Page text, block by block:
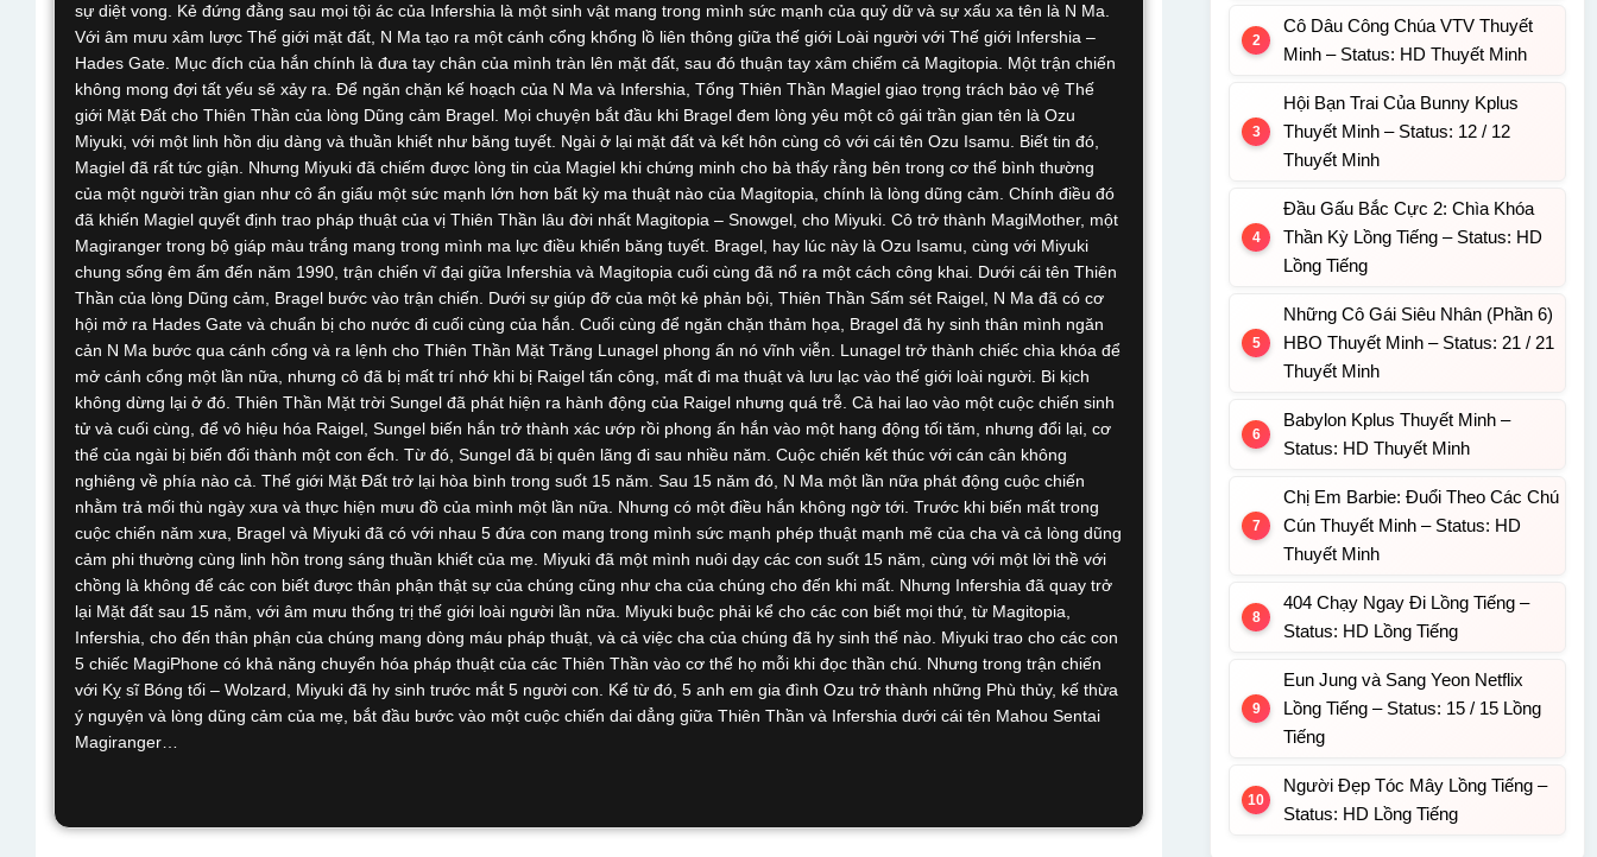
sự diệt vong. Kẻ đứng đằng sau mọi tội ác của Infershia là một sinh vật mang trong mình sức mạnh của quỷ dữ và sự xấu xa tên là N Ma.
Với âm mưu xâm lược Thế giới mặt đất, N Ma tạo ra một cánh cổng khổng lồ liên thông giữa thế giới Loài người với Thế giới Infershia –
Hades Gate. Mục đích của hắn chính là đưa tay chân của mình tràn lên mặt đất, sau đó thuận tay xâm chiếm cả Magitopia. Một trận chiến
không mong đợi tất yếu sẽ xảy ra. Để ngăn chặn kế hoạch của N Ma và Infershia, Tổng Thiên Thần Magiel giao trọng trách bảo vệ Thế
giới Mặt Đất cho Thiên Thần của lòng Dũng cảm Bragel. Mọi chuyện bắt đầu khi Bragel đem lòng yêu một cô gái trần gian tên là Ozu
Miyuki, với một linh hồn dịu dàng và thuần khiết như băng tuyết. Ngài ở lại mặt đất và kết hôn cùng cô với cái tên Ozu Isamu. Biết tin đó,
Magiel đã rất tức giận. Nhưng Miyuki đã chiếm được lòng tin của Magiel khi chứng minh cho bà thấy rằng bên trong cơ thể bình thường
của một người trần gian như cô ẩn giấu một sức mạnh lớn hơn bất kỳ ma thuật nào của Magitopia, chính là lòng dũng cảm. Chính điều đó
đã khiến Magiel quyết định trao pháp thuật của vị Thiên Thần lâu đời nhất Magitopia – Snowgel, cho Miyuki. Cô trở thành MagiMother, một
Magiranger trong bộ giáp màu trắng mang trong mình ma lực điều khiển băng tuyết. Bragel, hay lúc này là Ozu Isamu, cùng với Miyuki
chung sống êm ấm đến năm 1990, trận chiến vĩ đại giữa Infershia và Magitopia cuối cùng đã nổ ra một cách công khai. Dưới cái tên Thiên
Thần của lòng Dũng cảm, Bragel bước vào trận chiến. Dưới sự giúp đỡ của một kẻ phản bội, Thiên Thần Sấm sét Raigel, N Ma đã có cơ
hội mở ra Hades Gate và chuẩn bị cho nước đi cuối cùng của hắn. Cuối cùng để ngăn chặn thảm họa, Bragel đã hy sinh thân mình ngăn
cản N Ma bước qua cánh cổng và ra lệnh cho Thiên Thần Mặt Trăng Lunagel phong ấn nó vĩnh viễn. Lunagel trở thành chiếc chìa khóa để
mở cánh cổng một lần nữa, nhưng cô đã bị mất trí nhớ khi bị Raigel tấn công, mất đi ma thuật và lưu lạc vào thế giới loài người. Bi kịch
không dừng lại ở đó. Thiên Thần Mặt trời Sungel đã phát hiện ra hành động của Raigel nhưng quá trễ. Cả hai lao vào một cuộc chiến sinh
tử và cuối cùng, để vô hiệu hóa Raigel, Sungel biến hắn trở thành xác ướp rồi phong ấn hắn vào một hang động tối tăm, nhưng đổi lại, cơ
thể của ngài bị biến đổi thành một con ếch. Từ đó, Sungel đã bị quên lãng đi sau nhiều năm. Cuộc chiến kết thúc với cán cân không
nghiêng về phía nào cả. Thế giới Mặt Đất trở lại hòa bình trong suốt 15 năm. Sau 15 năm đó, N Ma một lần nữa phát động cuộc chiến
nhằm trả mối thù ngày xưa và thực hiện mưu đồ của mình một lần nữa. Nhưng có một điều hắn không ngờ tới. Trước khi biến mất trong
cuộc chiến năm xưa, Bragel và Miyuki đã có với nhau 5 đứa con mang trong mình sức mạnh phép thuật mạnh mẽ của cha và cả lòng dũng
cảm phi thường cùng linh hồn trong sáng thuần khiết của mẹ. Miyuki đã một mình nuôi dạy các con suốt 15 năm, cùng với một lời thề với
chồng là không để các con biết được thân phận thật sự của chúng cũng như cha của chúng cho đến khi mất. Nhưng Infershia đã quay trở
lại Mặt đất sau 15 năm, với âm mưu thống trị thế giới loài người lần nữa. Miyuki buộc phải kể cho các con biết mọi thứ, từ Magitopia,
Infershia, cho đến thân phận của chúng mang dòng máu pháp thuật, và cả việc cha của chúng đã hy sinh thế nào. Miyuki trao cho các con
5 chiếc MagiPhone có khả năng chuyển hóa pháp thuật của các Thiên Thần vào cơ thể họ mỗi khi đọc thần chú. Nhưng trong trận chiến
với Kỵ sĩ Bóng tối – Wolzard, Miyuki đã hy sinh trước mắt 5 người con. Kể từ đó, 5 anh em gia đình Ozu trở thành những Phù thủy, kế thừa
ý nguyện và lòng dũng cảm của mẹ, bắt đầu bước vào một cuộc chiến dai dẳng giữa Thiên Thần và Infershia dưới cái tên Mahou Sentai
Magiranger…
Cô Dâu Công Chúa VTV Thuyết
Minh – Status: HD Thuyết Minh
Hội Bạn Trai Của Bunny Kplus
Thuyết Minh – Status: 12 / 12
Thuyết Minh
Đầu Gấu Bắc Cực 2: Chìa Khóa
Thần Kỳ Lồng Tiếng – Status: HD
Lồng Tiếng
Những Cô Gái Siêu Nhân (Phần 6)
HBO Thuyết Minh – Status: 21 / 21
Thuyết Minh
Babylon Kplus Thuyết Minh –
Status: HD Thuyết Minh
Chị Em Barbie: Đuổi Theo Các Chú
Cún Thuyết Minh – Status: HD
Thuyết Minh
404 Chạy Ngay Đi Lồng Tiếng –
Status: HD Lồng Tiếng
Eun Jung và Sang Yeon Netflix
Lồng Tiếng – Status: 15 / 15 Lồng
Tiếng
Người Đẹp Tóc Mây Lồng Tiếng –
Status: HD Lồng Tiếng